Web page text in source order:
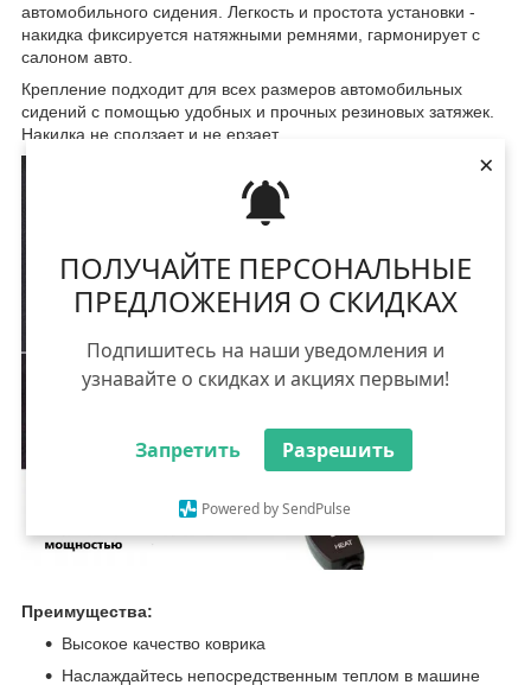
ПОЛУЧАЙТЕ ПЕРСОНАЛЬНЫЕ
ПРЕДЛОЖЕНИЯ О СКИДКАХ
Подпишитесь на наши уведомления и
узнавайте о скидках и акциях первыми!
Запретить Разрешить
Powered by SendPulse
×
автомобильного сидения. Легкость и простота установки -
накидка фиксируется натяжными ремнями, гармонирует с
салоном авто.
Крепление подходит для всех размеров автомобильных
сидений с помощью удобных и прочных резиновых затяжек.
Накидка не сползает и не ерзает.
Преимущества:
Высокое качество коврика
Наслаждайтесь непосредственным теплом в машине